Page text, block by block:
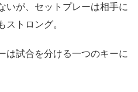
いが、セットプレーは相手に
トロング。
は試合を分ける一つのキーに